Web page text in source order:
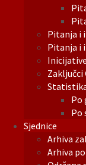
Pitanja i
Pitanja i
Zaključci
Po
Po
Sjednice
Arhiva
Arhiva